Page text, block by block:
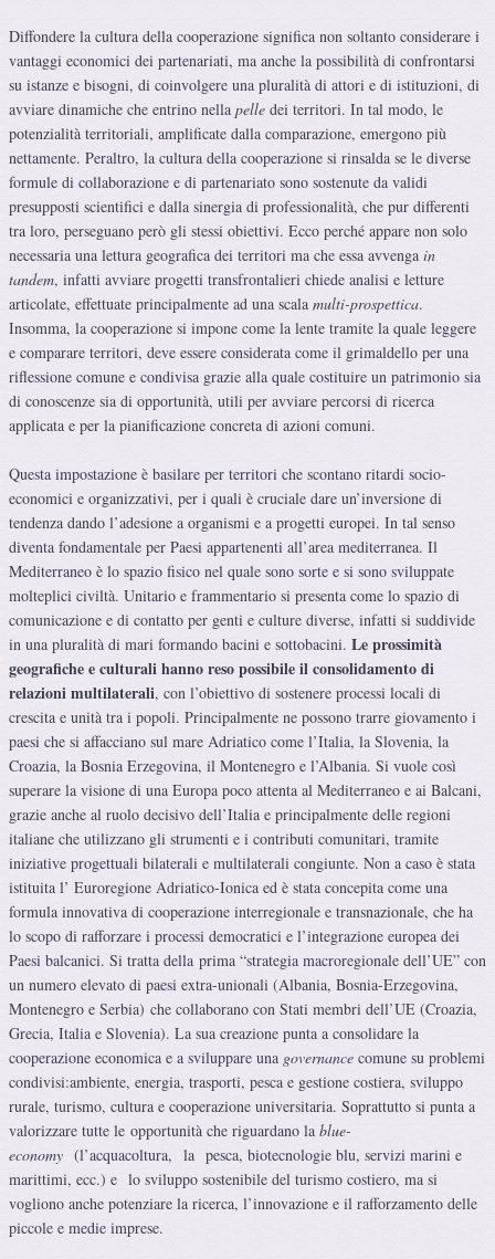
Diffondere la cultura della cooperazione significa non soltanto considerare i
vantaggi economici dei partenariati, ma anche la possibilità di confrontarsi
su istanze e bisogni, di coinvolgere una pluralità di attori e di istituzioni, di
avviare dinamiche che entrino nella pelle dei territori. In tal modo, le
potenzialità territoriali, amplificate dalla comparazione, emergono più
nettamente. Peraltro, la cultura della cooperazione si rinsalda se le diverse
formule di collaborazione e di partenariato sono sostenute da validi
presupposti scientifici e dalla sinergia di professionalità, che pur differenti
tra loro, perseguano però gli stessi obiettivi. Ecco perché appare non solo
necessaria una lettura geografica dei territori ma che essa avvenga in
tandem, infatti avviare progetti transfrontalieri chiede analisi e letture
articolate, effettuate principalmente ad una scala multi-prospettica.
Insomma, la cooperazione si impone come la lente tramite la quale leggere
e comparare territori, deve essere considerata come il grimaldello per una
riflessione comune e condivisa grazie alla quale costituire un patrimonio sia
di conoscenze sia di opportunità, utili per avviare percorsi di ricerca
applicata e per la pianificazione concreta di azioni comuni.
Questa impostazione è basilare per territori che scontano ritardi socio-
economici e organizzativi, per i quali è cruciale dare un’inversione di
tendenza dando l’adesione a organismi e a progetti europei. In tal senso
diventa fondamentale per Paesi appartenenti all’area mediterranea. Il
Mediterraneo è lo spazio fisico nel quale sono sorte e si sono sviluppate
molteplici civiltà. Unitario e frammentario si presenta come lo spazio di
comunicazione e di contatto per genti e culture diverse, infatti si suddivide
in una pluralità di mari formando bacini e sottobacini. Le prossimità
geografiche e culturali hanno reso possibile il consolidamento di
relazioni multilaterali, con l’obiettivo di sostenere processi locali di
crescita e unità tra i popoli. Principalmente ne possono trarre giovamento i
paesi che si affacciano sul mare Adriatico come l’Italia, la Slovenia, la
Croazia, la Bosnia Erzegovina, il Montenegro e l’Albania. Si vuole così
superare la visione di una Europa poco attenta al Mediterraneo e ai Balcani,
grazie anche al ruolo decisivo dell’Italia e principalmente delle regioni
italiane che utilizzano gli strumenti e i contributi comunitari, tramite
iniziative progettuali bilaterali e multilaterali congiunte. Non a caso è stata
istituita l’ Euroregione Adriatico-Ionica ed è stata concepita come una
formula innovativa di cooperazione interregionale e transnazionale, che ha
lo scopo di rafforzare i processi democratici e l’integrazione europea dei
Paesi balcanici. Si tratta della prima “strategia macroregionale dell’UE” con
un numero elevato di paesi extra-unionali (Albania, Bosnia-Erzegovina,
Montenegro e Serbia) che collaborano con Stati membri dell’UE (Croazia,
Grecia, Italia e Slovenia). La sua creazione punta a consolidare la
cooperazione economica e a sviluppare una governance comune su problemi
condivisi:ambiente, energia, trasporti, pesca e gestione costiera, sviluppo
rurale, turismo, cultura e cooperazione universitaria. Soprattutto si punta a
valorizzare tutte le opportunità che riguardano la blue-
economy (l’acquacoltura, la pesca, biotecnologie blu, servizi marini e
marittimi, ecc.) e lo sviluppo sostenibile del turismo costiero, ma si
vogliono anche potenziare la ricerca, l’innovazione e il rafforzamento delle
piccole e medie imprese.